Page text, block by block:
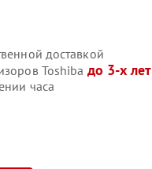
доставкой
Toshiba до 3-х лет
часа